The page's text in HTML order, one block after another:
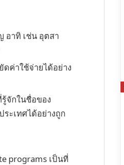
อาทิ เช่น อุตสา
ค่าใช้จ่ายได้อย่าง
จักในชื่อของ
ะเทศได้อย่างถูก
programs เป็นที่